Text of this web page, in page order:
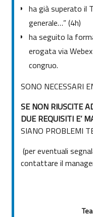
ha già superato il
generale…” (4h)
ha seguito la
erogata via
congruo.
SONO NECESSARI
SE NON RIUSCITE
DUE REQUISITI E’
SIANO PROBLEMI
(per eventuali
contattare il